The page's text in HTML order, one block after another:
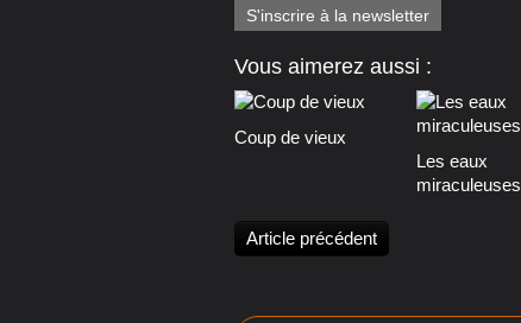
S'inscrire à la newsletter
Vous aimerez aussi :
Coup de vieux
Les eaux
miraculeuses
Article précédent